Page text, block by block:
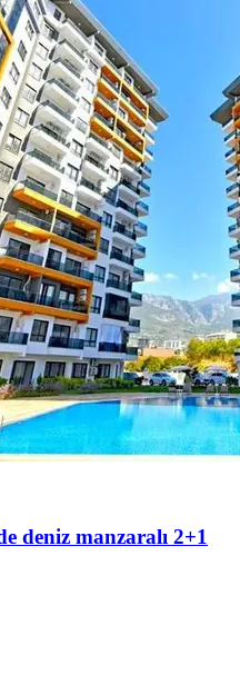
deniz manzaralı 2+1